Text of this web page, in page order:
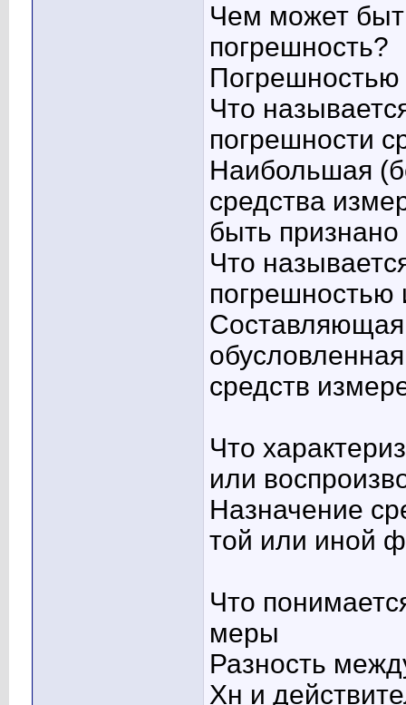
Чем может
погрешность?
Погрешностью
Что
погрешности
Наибольшая
средства
быть
Что
погрешностью
средств
Что
или
Назначение
той или иной
Что
меры
Разность
Хн и